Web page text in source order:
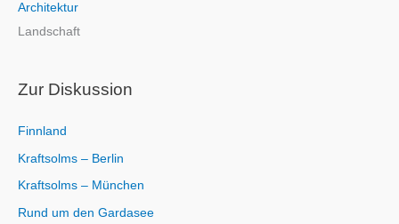
n
a
h
Architektur
Landschaft
Zur Diskussion
Finnland
Kraftsolms – Berlin
Kraftsolms – München
Rund um den Gardasee